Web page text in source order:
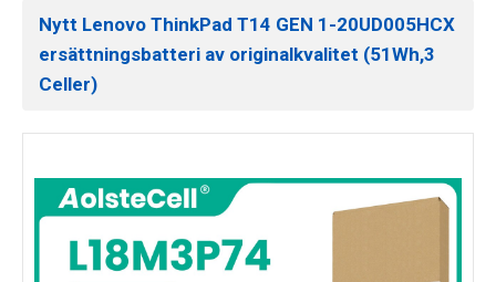
Nytt Lenovo ThinkPad T14 GEN 1-20UD005HCX
ersättningsbatteri av originalkvalitet (51Wh,3
Celler)